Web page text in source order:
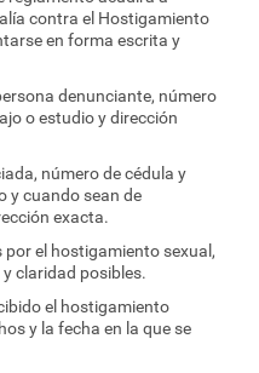
contra el Hostigamiento
en forma escrita y
denunciante, número
o estudio y dirección
número de cédula y
y cuando sean de
exacta.
el hostigamiento sexual,
claridad posibles.
el hostigamiento
y la fecha en la que se